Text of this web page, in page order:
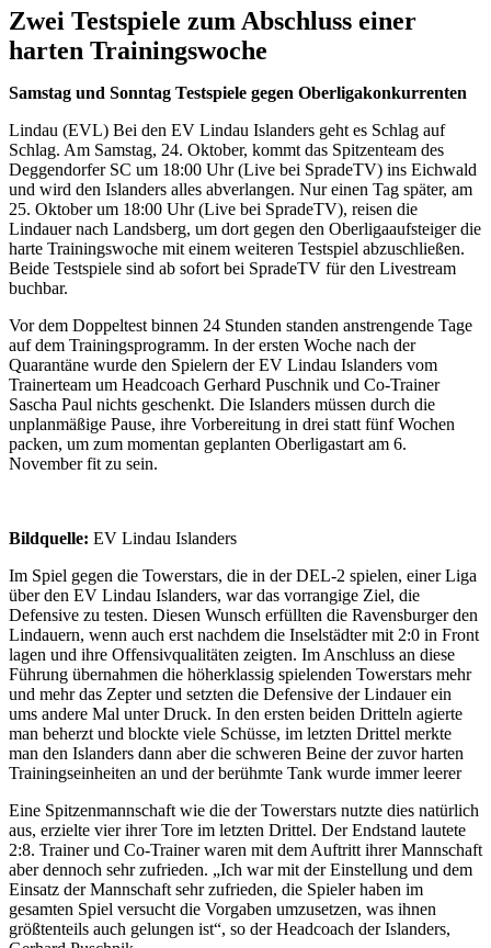
Zwei Testspiele zum Abschluss einer
harten Trainingswoche
Samstag und Sonntag Testspiele gegen Oberligakonkurrenten
Lindau (EVL) Bei den EV Lindau Islanders geht es Schlag auf
Schlag. Am Samstag, 24. Oktober, kommt das Spitzenteam des
Deggendorfer SC um 18:00 Uhr (Live bei SpradeTV) ins Eichwald
und wird den Islanders alles abverlangen. Nur einen Tag später, am
25. Oktober um 18:00 Uhr (Live bei SpradeTV), reisen die
Lindauer nach Landsberg, um dort gegen den Oberligaaufsteiger die
harte Trainingswoche mit einem weiteren Testspiel abzuschließen.
Beide Testspiele sind ab sofort bei SpradeTV für den Livestream
buchbar.
Vor dem Doppeltest binnen 24 Stunden standen anstrengende Tage
auf dem Trainingsprogramm. In der ersten Woche nach der
Quarantäne wurde den Spielern der EV Lindau Islanders vom
Trainerteam um Headcoach Gerhard Puschnik und Co-Trainer
Sascha Paul nichts geschenkt. Die Islanders müssen durch die
unplanmäßige Pause, ihre Vorbereitung in drei statt fünf Wochen
packen, um zum momentan geplanten Oberligastart am 6.
November fit zu sein.
Bildquelle: EV Lindau Islanders
Im Spiel gegen die Towerstars, die in der DEL-2 spielen, einer Liga
über den EV Lindau Islanders, war das vorrangige Ziel, die
Defensive zu testen. Diesen Wunsch erfüllten die Ravensburger den
Lindauern, wenn auch erst nachdem die Inselstädter mit 2:0 in Front
lagen und ihre Offensivqualitäten zeigten. Im Anschluss an diese
Führung übernahmen die höherklassig spielenden Towerstars mehr
und mehr das Zepter und setzten die Defensive der Lindauer ein
ums andere Mal unter Druck. In den ersten beiden Dritteln agierte
man beherzt und blockte viele Schüsse, im letzten Drittel merkte
man den Islanders dann aber die schweren Beine der zuvor harten
Trainingseinheiten an und der berühmte Tank wurde immer leerer
Eine Spitzenmannschaft wie die der Towerstars nutzte dies natürlich
aus, erzielte vier ihrer Tore im letzten Drittel. Der Endstand lautete
2:8. Trainer und Co-Trainer waren mit dem Auftritt ihrer Mannschaft
aber dennoch sehr zufrieden. „Ich war mit der Einstellung und dem
Einsatz der Mannschaft sehr zufrieden, die Spieler haben im
gesamten Spiel versucht die Vorgaben umzusetzen, was ihnen
größtenteils auch gelungen ist“, so der Headcoach der Islanders,